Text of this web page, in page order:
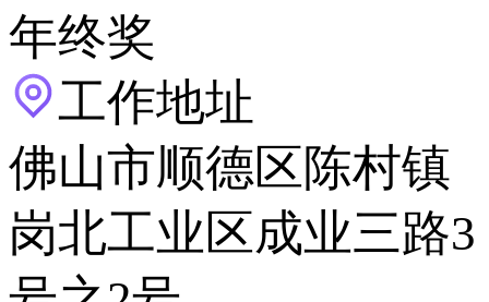
年终奖
工作地址
佛山市顺德区陈村镇
岗北工业区成业三路3